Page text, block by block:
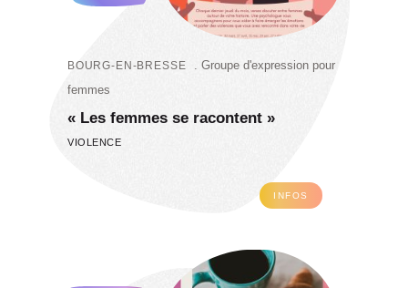
BOURG-EN-BRESSE
Groupe d'expression pour
femmes
« Les femmes se racontent »
VIOLENCE
INFOS